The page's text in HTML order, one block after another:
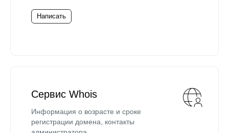
Написать
Сервис Whois
Информация о возрасте и сроке
регистрации домена, контакты